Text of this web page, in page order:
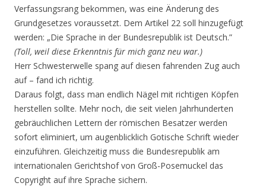
Verfassungsrang bekommen, was eine Änderung des
Grundgesetzes voraussetzt. Dem Artikel 22 soll hinzugefügt
werden: „Die Sprache in der Bundesrepublik ist Deutsch.”
(Toll, weil diese Erkenntnis für mich ganz neu war.)
Herr Schwesterwelle spang auf diesen fahrenden Zug auch
auf – fand ich richtig.
Daraus folgt, dass man endlich Nägel mit richtigen Köpfen
herstellen sollte. Mehr noch, die seit vielen Jahrhunderten
gebräuchlichen Lettern der römischen Besatzer werden
sofort eliminiert, um augenblicklich Gotische Schrift wieder
einzuführen. Gleichzeitig muss die Bundesrepublik am
internationalen Gerichtshof von Groß-Posemuckel das
Copyright auf ihre Sprache sichern.